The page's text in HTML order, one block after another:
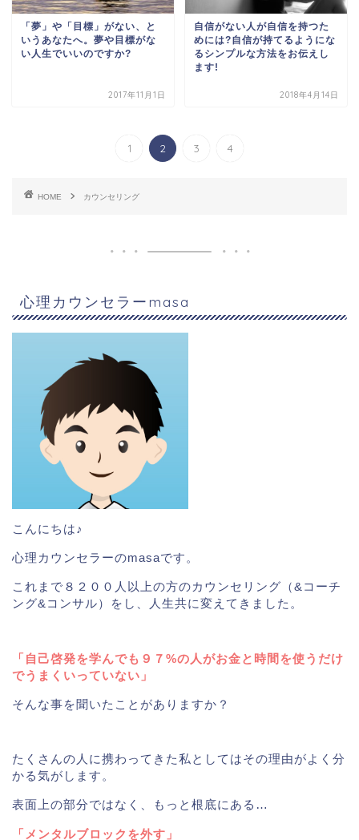
「夢」や「目標」がない、と
いうあなたへ。夢や目標がな
い人生でいいのですか?
2017年11月1日
自信がない人が自信を持つた
めには?自信が持てるようにな
るシンプルな方法をお伝えし
ます!
2018年4月14日
1 2 3 4
HOME カウンセリング
心理カウンセラーmasa
こんにちは♪
心理カウンセラーのmasaです。
これまで８２００人以上の方のカウンセリング（&コーチ
ング&コンサル）をし、人生共に変えてきました。
「自己啓発を学んでも９７%の人がお金と時間を使うだけ
でうまくいっていない」
そんな事を聞いたことがありますか？
たくさんの人に携わってきた私としてはその理由がよく分
かる気がします。
表面上の部分ではなく、もっと根底にある…
「メンタルブロックを外す」